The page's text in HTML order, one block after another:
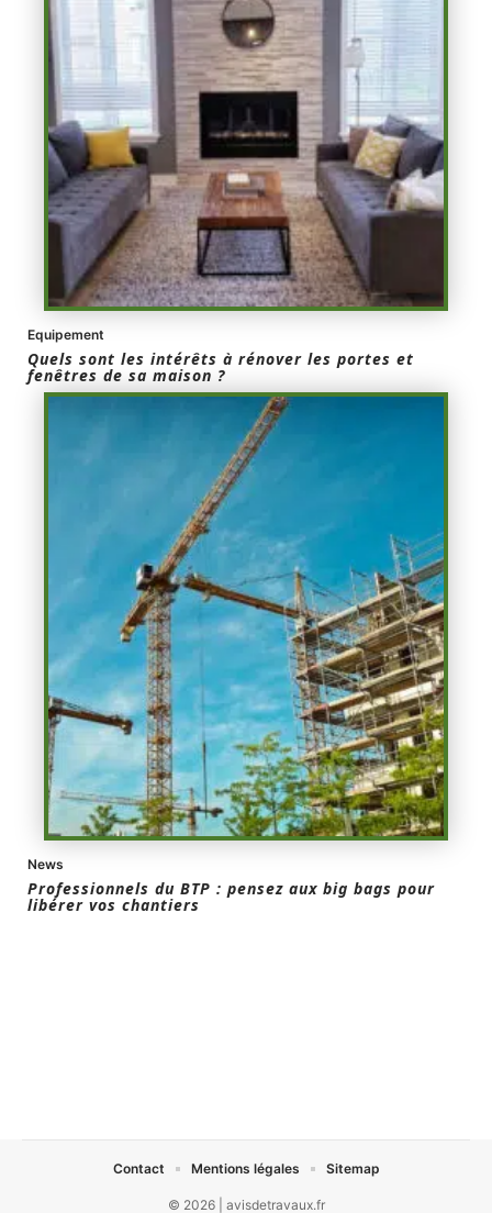
Equipement
Quels sont les intérêts à rénover les portes et
fenêtres de sa maison ?
News
Professionnels du BTP : pensez aux big bags pour
libérer vos chantiers
© 2026 | avisdetravaux.fr
Contact Mentions légales Sitemap